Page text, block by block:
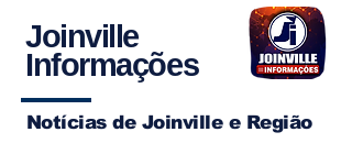
Joinville
Informações
Notícias de Joinville e Região